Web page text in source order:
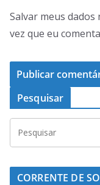
Salvar meus
vez que eu
Pesquisar
CORRENTE DE